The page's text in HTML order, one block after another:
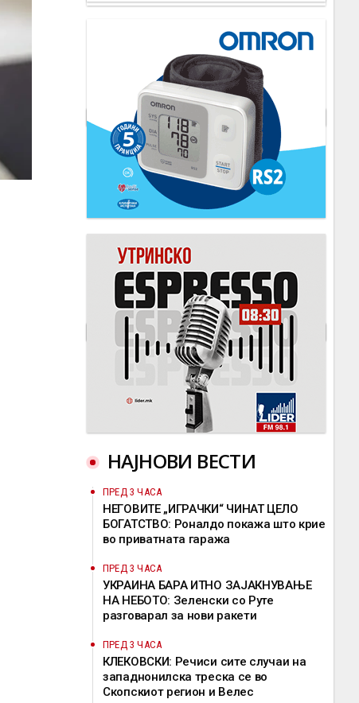
НАЈНОВИ ВЕСТИ
ПРЕД 3 ЧАСА
НЕГОВИТЕ „ИГРАЧКИ“ ЧИНАТ ЦЕЛО
БОГАТСТВО: Роналдо покажа што крие
во приватната гаража
ПРЕД 3 ЧАСА
УКРАИНА БАРА ИТНО ЗАЈАКНУВАЊЕ
НА НЕБОТО: Зеленски со Руте
разговарал за нови ракети
ПРЕД 3 ЧАСА
КЛЕКОВСКИ: Речиси сите случаи на
западнонилска треска се во
Скопскиот регион и Велес